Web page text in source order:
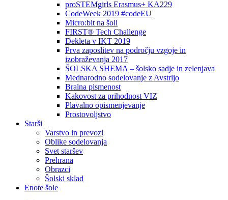
proSTEMgirls Erasmus+ KA229
CodeWeek 2019 #codeEU
Micro:bit na šoli
FIRST® Tech Challenge
Dekleta v IKT 2019
Prva zaposlitev na področju vzgoje in
izobraževanja 2017
ŠOLSKA SHEMA – šolsko sadje in zelenjava
Mednarodno sodelovanje z Avstrijo
Bralna pismenost
Kakovost za prihodnost VIZ
Plavalno opismenjevanje
Prostovoljstvo
Starši
Varstvo in prevozi
Oblike sodelovanja
Svet staršev
Prehrana
Obrazci
Šolski sklad
Enote šole